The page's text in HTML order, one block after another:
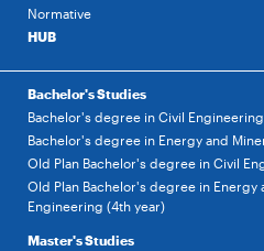
Normative
HUB
Bachelor's Studies
Bachelor's degree in Civil Engineering
Bachelor's degree in Energy and
Old Plan Bachelor's degree in Civil
Old Plan Bachelor's degree in Energy
Engineering (4th year)
Master's Studies